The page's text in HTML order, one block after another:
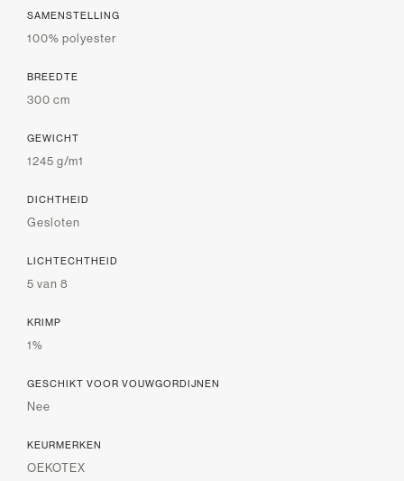
SAMENSTELLING
100% polyester
BREEDTE
300 cm
GEWICHT
1245 g/m1
DICHTHEID
Gesloten
LICHTECHTHEID
5 van 8
KRIMP
1%
GESCHIKT VOOR VOUWGORDIJNEN
Nee
KEURMERKEN
OEKOTEX